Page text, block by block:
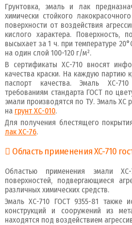
Грунтовка, эмаль и лак
химически стойкого
поверхности от воздействия
кислого характера. Поверхность,
высыхает за 1 ч. при температуре
на один слой 100-120 г/м².
В сертификаты ХС-710 вносят
качества краски. На каждую партию
паспорт качества. Эмаль ХС-710
требованиям стандарта ГОСТ по
эмали производятся по ТУ. Эмаль ХС
на грунт ХС-010.
Для получения блестящего
лак ХС-76.
Область применения ХС-710
Областью применения эмали
поверхностей, подвергающиеся
различных химических средств.
Эмаль ХС-710 ГОСТ 9355-81 также
конструкций и сооружений из
находятся под воздействием